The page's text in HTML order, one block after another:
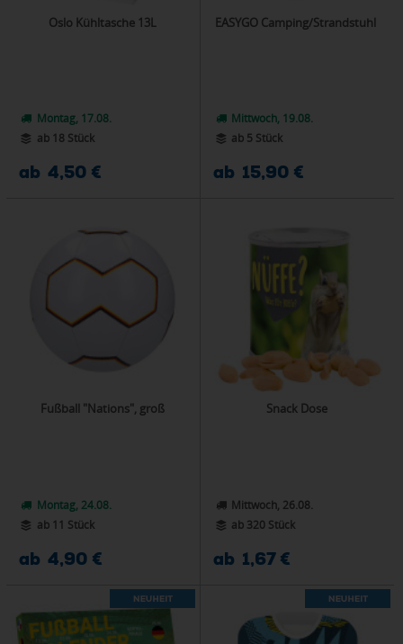
Oslo Kühltasche 13L
Montag, 17.08.
ab 18 Stück
ab 4,50 €
EASYGO Camping/Strandstuhl
Mittwoch, 19.08.
ab 5 Stück
ab 15,90 €
Fußball "Nations", groß
Montag, 24.08.
ab 11 Stück
ab 4,90 €
Snack Dose
Mittwoch, 26.08.
ab 320 Stück
ab 1,67 €